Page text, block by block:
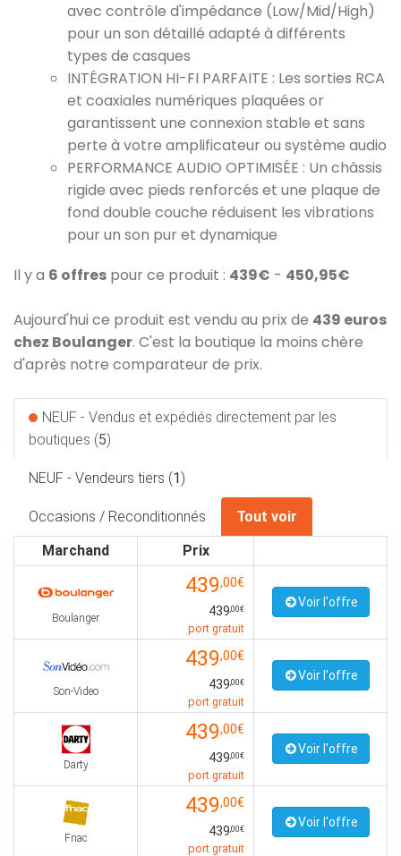
avec contrôle d'impédance (Low/Mid/High)
pour un son détaillé adapté à différents
types de casques
INTÉGRATION HI-FI PARFAITE : Les sorties RCA
et coaxiales numériques plaquées or
garantissent une connexion stable et sans
perte à votre amplificateur ou système audio
PERFORMANCE AUDIO OPTIMISÉE : Un châssis
rigide avec pieds renforcés et une plaque de
fond double couche réduisent les vibrations
pour un son pur et dynamique
Il y a 6 offres pour ce produit : 439€ - 450,95€
Aujourd'hui ce produit est vendu au prix de 439 euros
chez Boulanger. C'est la boutique la moins chère
d'après notre comparateur de prix.
NEUF - Vendus et expédiés directement par les
boutiques (5)
NEUF - Vendeurs tiers (1)
Occasions / Reconditionnés
Tout voir
Marchand
Prix
Boulanger
439,00€
439,00€
port gratuit
Voir l'offre
Son-Video
439,00€
439,00€
port gratuit
Voir l'offre
Darty
439,00€
439,00€
port gratuit
Voir l'offre
Fnac
439,00€
439,00€
port gratuit
Voir l'offre